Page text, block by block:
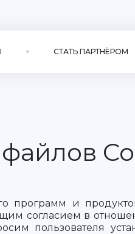
СТАТЬ ПАРТНЁРОМ
программ и
согласием в
пользователя